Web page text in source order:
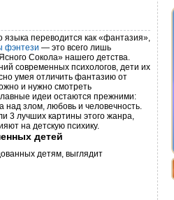
языка переводится как «фантазия»,
фэнтези — это всего лишь
Сокола» нашего детства.
современных психологов, дети их
умея отличить фантазию от
и нужно смотреть
идеи остаются прежними:
над злом, любовь и человечность.
3 лучших картины этого жанра,
на детскую психику.
детей
детям, выглядит